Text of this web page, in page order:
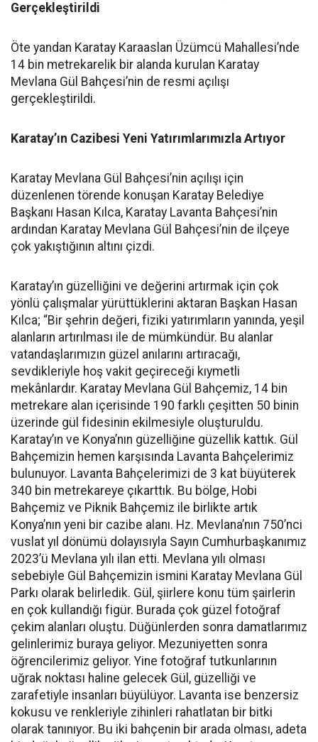
Gerçekleştirildi
Öte yandan Karatay Karaaslan Üzümcü Mahallesi’nde
14 bin metrekarelik bir alanda kurulan Karatay
Mevlana Gül Bahçesi’nin de resmi açılışı
gerçekleştirildi.
Karatay’ın Cazibesi Yeni Yatırımlarımızla Artıyor
Karatay Mevlana Gül Bahçesi’nin açılışı için
düzenlenen törende konuşan Karatay Belediye
Başkanı Hasan Kılca, Karatay Lavanta Bahçesi’nin
ardından Karatay Mevlana Gül Bahçesi’nin de ilçeye
çok yakıştığının altını çizdi.
Karatay’ın güzelliğini ve değerini artırmak için çok
yönlü çalışmalar yürüttüklerini aktaran Başkan Hasan
Kılca; “Bir şehrin değeri, fiziki yatırımların yanında, yeşil
alanların artırılması ile de mümkündür. Bu alanlar
vatandaşlarımızın güzel anılarını artıracağı,
sevdikleriyle hoş vakit geçireceği kıymetli
mekânlardır. Karatay Mevlana Gül Bahçemiz, 14 bin
metrekare alan içerisinde 190 farklı çeşitten 50 binin
üzerinde gül fidesinin ekilmesiyle oluşturuldu.
Karatay’ın ve Konya’nın güzelliğine güzellik kattık. Gül
Bahçemizin hemen karşısında Lavanta Bahçelerimiz
bulunuyor. Lavanta Bahçelerimizi de 3 kat büyüterek
340 bin metrekareye çıkarttık. Bu bölge, Hobi
Bahçemiz ve Piknik Bahçemiz ile birlikte artık
Konya’nın yeni bir cazibe alanı. Hz. Mevlana’nın 750’nci
vuslat yıl dönümü dolayısıyla Sayın Cumhurbaşkanımız
2023’ü Mevlana yılı ilan etti. Mevlana yılı olması
sebebiyle Gül Bahçemizin ismini Karatay Mevlana Gül
Parkı olarak belirledik. Gül, şiirlere konu tüm şairlerin
en çok kullandığı figür. Burada çok güzel fotoğraf
çekim alanları oluştu. Düğünlerden sonra damatlarımız
gelinlerimiz buraya geliyor. Mezuniyetten sonra
öğrencilerimiz geliyor. Yine fotoğraf tutkunlarının
uğrak noktası haline gelecek Gül, güzelliği ve
zarafetiyle insanları büyülüyor. Lavanta ise benzersiz
kokusu ve renkleriyle zihinleri rahatlatan bir bitki
olarak tanınıyor. Bu iki bahçenin bir arada olması, adeta